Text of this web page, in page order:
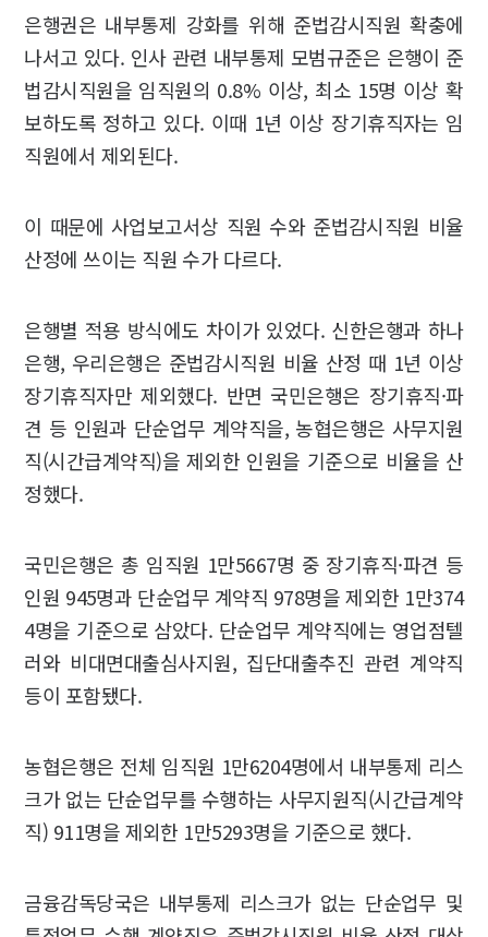
은행권은 내부통제 강화를 위해 준법감시직원 확충에
나서고 있다. 인사 관련 내부통제 모범규준은 은행이 준
법감시직원을 임직원의 0.8% 이상, 최소 15명 이상 확
보하도록 정하고 있다. 이때 1년 이상 장기휴직자는 임
직원에서 제외된다.
이 때문에 사업보고서상 직원 수와 준법감시직원 비율
산정에 쓰이는 직원 수가 다르다.
은행별 적용 방식에도 차이가 있었다. 신한은행과 하나
은행, 우리은행은 준법감시직원 비율 산정 때 1년 이상
장기휴직자만 제외했다. 반면 국민은행은 장기휴직·파
견 등 인원과 단순업무 계약직을, 농협은행은 사무지원
직(시간급계약직)을 제외한 인원을 기준으로 비율을 산
정했다.
국민은행은 총 임직원 1만5667명 중 장기휴직·파견 등
인원 945명과 단순업무 계약직 978명을 제외한 1만374
4명을 기준으로 삼았다. 단순업무 계약직에는 영업점텔
러와 비대면대출심사지원, 집단대출추진 관련 계약직
등이 포함됐다.
농협은행은 전체 임직원 1만6204명에서 내부통제 리스
크가 없는 단순업무를 수행하는 사무지원직(시간급계약
직) 911명을 제외한 1만5293명을 기준으로 했다.
금융감독당국은 내부통제 리스크가 없는 단순업무 및